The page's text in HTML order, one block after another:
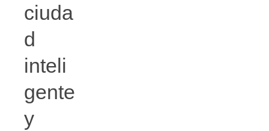
ciuda
d
inteli
gente
y